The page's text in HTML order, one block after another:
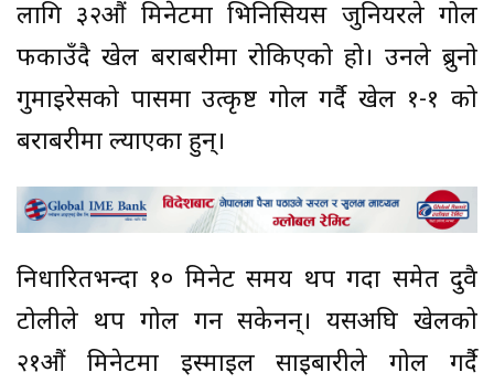
लागि ३२औं मिनेटमा भिनिसियस जुनियरले गोल
फर्काउँदै खेल बराबरीमा रोकिएको हो। उनले ब्रुनो
गुमाइरेसको पासमा उत्कृष्ट गोल गर्दै खेल १-१ को
बराबरीमा ल्याएका हुन्।
निर्धारितभन्दा १० मिनेट समय थप गर्दा समेत दुवै
टोलीले थप गोल गर्न सकेनन्। यसअघि खेलको
२१औं मिनेटमा इस्माइल साइबारीले गोल गर्दै